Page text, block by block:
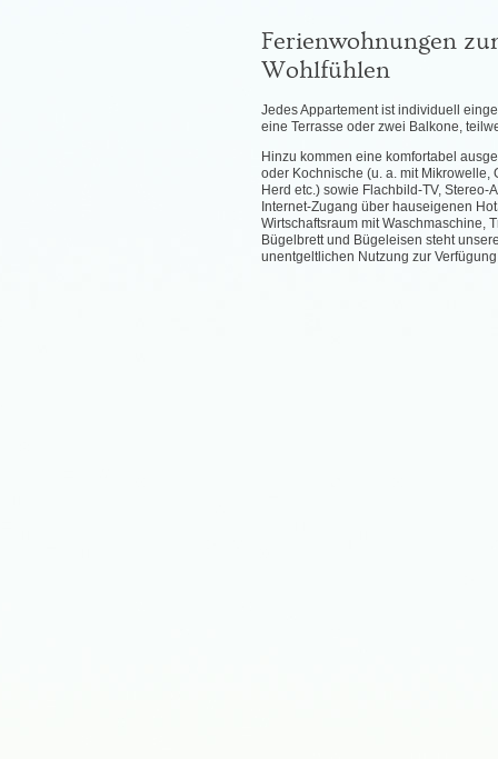
Ferienwohnungen
Wohlfühlen
Jedes Appartement ist individuell
eine Terrasse oder zwei Balkone,
Hinzu kommen eine komfortabel
oder Kochnische (u. a. mit Mikrowelle,
Herd etc.) sowie Flachbild-TV, Stereo-
Internet-Zugang über hauseigenen
Wirtschaftsraum mit Waschmaschine,
Bügelbrett und Bügeleisen steht
unentgeltlichen Nutzung zur